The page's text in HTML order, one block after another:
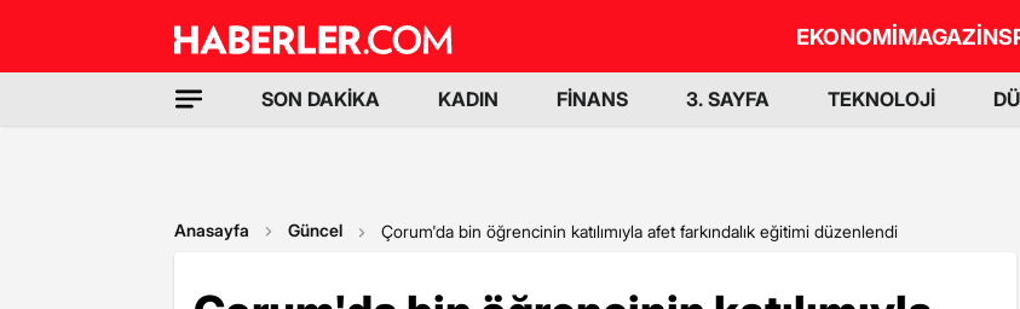
EKONOMİMAGAZİN
SON DAKİKA KADIN FİNANS 3. SAYFA TEKNOLOJİ
Anasayfa Güncel Çorum'da bin öğrencinin katılımıyla afet farkındalık eğitimi düzenlendi